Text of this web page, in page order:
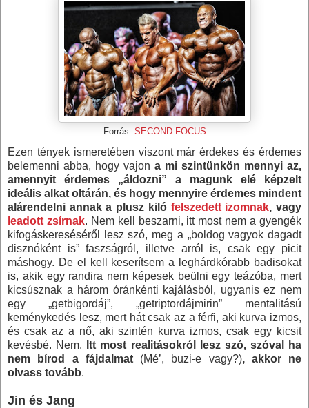
Forrás: SECOND FOCUS
Ezen tények ismeretében viszont már érdekes és érdemes
belemenni abba, hogy vajon a mi szintünkön mennyi az,
amennyit érdemes „áldozni” a magunk elé képzelt
ideális alkat oltárán, és hogy mennyire érdemes mindent
alárendelni annak a plusz kiló felszedett izomnak, vagy
leadott zsírnak. Nem kell beszarni, itt most nem a gyengék
kifogáskereséséről lesz szó, meg a „boldog vagyok dagadt
disznóként is” faszságról, illetve arról is, csak egy picit
máshogy. De el kell keserítsem a leghárdkórabb badisokat
is, akik egy randira nem képesek beülni egy teázóba, mert
kicsúsznak a három óránkénti kajálásból, ugyanis ez nem
egy „getbigordáj”, „getriptordájmirin” mentalitású
keménykedés lesz, mert hát csak az a férfi, aki kurva izmos,
és csak az a nő, aki szintén kurva izmos, csak egy kicsit
kevésbé. Nem.
Itt most realitásokról lesz szó, szóval ha
nem bírod a fájdalmat(Mé’, buzi-e vagy?),
akkor ne
olvass tovább.
Jin és Jang